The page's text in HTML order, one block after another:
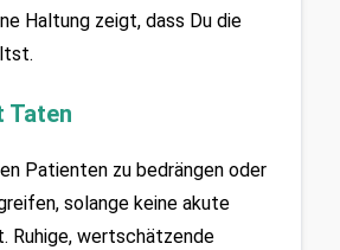
Haltung zeigt, dass Du die
Taten
Patienten zu bedrängen oder
solange keine akute
Ruhige, wertschätzende